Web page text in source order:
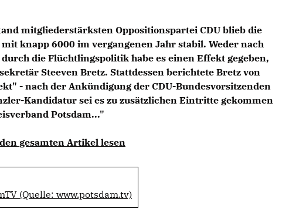
mitgliederstärksten Oppositionspartei CDU blieb die
knapp 6000 im vergangenen Jahr stabil. Weder nach
die Flüchtlingspolitik habe es einen Effekt gegeben,
Steeven Bretz. Stattdessen berichtete Bretz von
- nach der Ankündigung der CDU-Bundesvorsitzenden
Kandidatur sei es zu zusätzlichen Eintritte gekommen
Potsdam..."
gesamten Artikel lesen
(Quelle: www.potsdam.tv)